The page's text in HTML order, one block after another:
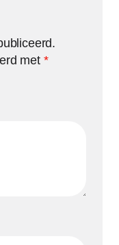
met *